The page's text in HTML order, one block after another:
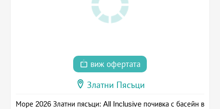
виж офертата
Златни Пясъци
Море 2026 Златни пясъци: All Inclusive почивка с басейн в